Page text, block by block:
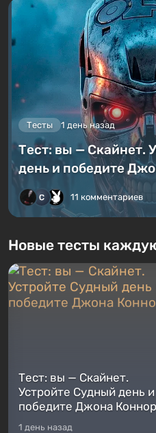
Тесты 1 день назад
Тест: вы — Скайнет.
день и победите
11 комментариев
Новые тесты
Тест: вы — Скайнет.
Устройте Судный день и
победите Джона
1 день назад